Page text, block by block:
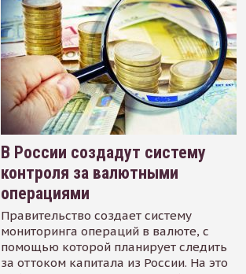
В России создадут систему
контроля за валютными
операциями
Правительство создает систему
мониторинга операций в валюте, с
помощью которой планирует следить
за оттоком капитала из России. На это